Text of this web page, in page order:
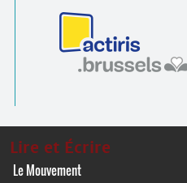
Lire et Écrire
Le Mouvement